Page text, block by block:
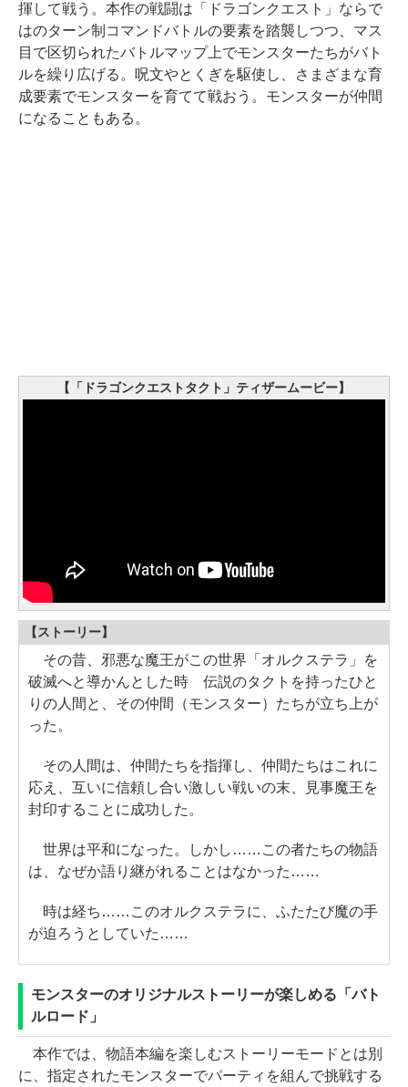
揮して戦う。本作の戦闘は「ドラゴンクエスト」ならで
はのターン制コマンドバトルの要素を踏襲しつつ、マス
目で区切られたバトルマップ上でモンスターたちがバト
ルを繰り広げる。呪文やとくぎを駆使し、さまざまな育
成要素でモンスターを育てて戦おう。モンスターが仲間
になることもある。
【「ドラゴンクエストタクト」ティザームービー】
【ストーリー】
その昔、邪悪な魔王がこの世界「オルクステラ」を
破滅へと導かんとした時 伝説のタクトを持ったひと
りの人間と、その仲間（モンスター）たちが立ち上が
った。
その人間は、仲間たちを指揮し、仲間たちはこれに
応え、互いに信頼し合い激しい戦いの末、見事魔王を
封印することに成功した。
世界は平和になった。しかし……この者たちの物語
は、なぜか語り継がれることはなかった……
時は経ち……このオルクステラに、ふたたび魔の手
が迫ろうとしていた……
モンスターのオリジナルストーリーが楽しめる「バト
ルロード」
本作では、物語本編を楽しむストーリーモードとは別
に、指定されたモンスターでパーティを組んで挑戦する